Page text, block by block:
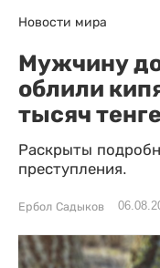
Новости мира
Мужчину
облили
тысяч тенге
Раскрыты
преступления.
Ербол Садыков